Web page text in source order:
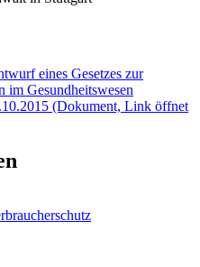
eines Gesetzes zur
Gesundheitswesen
(Dokument, Link öffnet